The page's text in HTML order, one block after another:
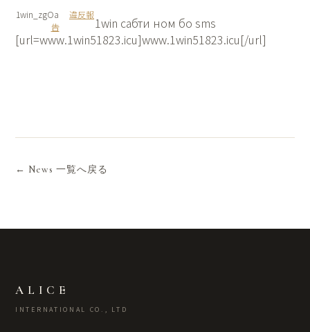
1win_zgOa
違反報
告
1win сабти ном бо sms
[url=www.1win51823.icu]www.1win51823.icu[/url]
← News 一覧へ戻る
ALICE
INTERNATIONAL CO., LTD